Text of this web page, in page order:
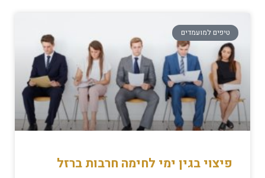
טיפים למועמדים
פיצוי בגין ימי לחימה חרבות ברזל